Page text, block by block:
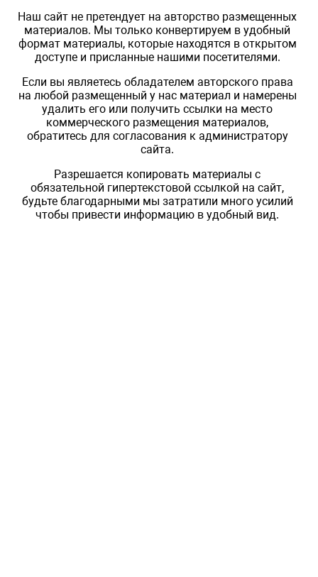
Наш сайт не претендует на авторство размещенных
материалов. Мы только конвертируем в удобный
формат материалы, которые находятся в открытом
доступе и присланные нашими посетителями.
Если вы являетесь обладателем авторского права
на любой размещенный у нас материал и намерены
удалить его или получить ссылки на место
коммерческого размещения материалов,
обратитесь для согласования к администратору
сайта.
Разрешается копировать материалы с
обязательной гипертекстовой ссылкой на сайт,
будьте благодарными мы затратили много усилий
чтобы привести информацию в удобный вид.